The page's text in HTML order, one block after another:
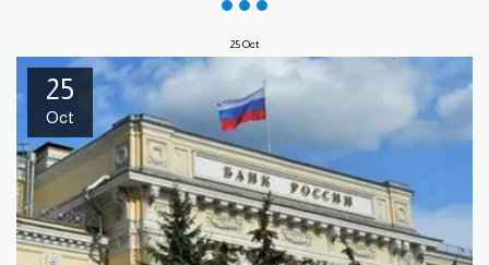
25Oct
25
Oct